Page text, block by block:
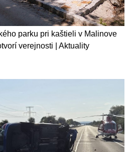
parku pri kaštieli v Malinove
verejnosti | Aktuality